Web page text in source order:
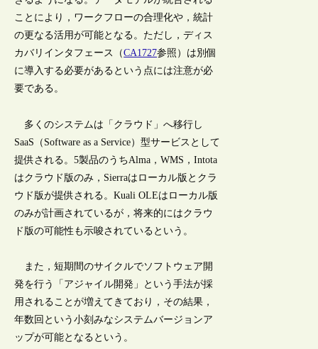
ことにより，ワークフローの合理化や，統計
の更なる活用が可能となる。ただし，ディス
カバリインタフェース（CA1727参照）は別個
に導入する必要があるという点には注意が必
要である。
多くのシステムは「クラウド」へ移行し
SaaS（Software as a Service）型サービスとして
提供される。5製品のうちAlma，WMS，Intota
はクラウド版のみ，Sierraはローカル版とクラ
ウド版が提供される。Kuali OLEはローカル版
のみが計画されているが，将来的にはクラウ
ド版の可能性も示唆されているという。
また，短期間のサイクルでソフトウェア開
発を行う「アジャイル開発」という手法が採
用されることが増えてきており，その結果，
年数回という小刻みなシステムバージョンア
ップが可能となるという。